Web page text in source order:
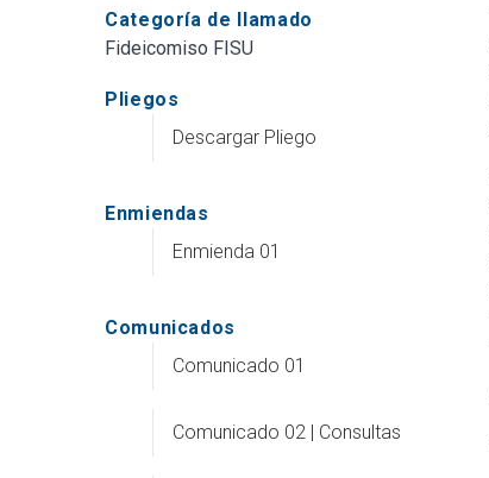
Categoría de llamado
Fideicomiso FISU
Pliegos
Descargar Pliego
Enmiendas
Enmienda 01
Comunicados
Comunicado 01
Comunicado 02 | Consultas